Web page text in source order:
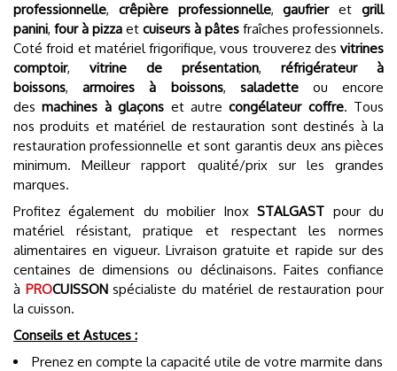
professionnelle, crêpière professionnelle,gaufrieretgrill
panini, four à pizza et cuiseurs à pâtes fraîches professionnels.
Coté froid et matériel frigorifique, vous trouverez des vitrines
comptoir, vitrine de présentation, réfrigérateur à
boissons,armoires à boissons, saladetteou encore
desmachines à glaçons et autrecongélateur coffre. Tous
nos produits et matériel de restauration sont destinés à la
restauration professionnelle et sont garantis deux ans pièces
minimum. Meilleur rapport qualité/prix sur les grandes
marques.
Profitez également du mobilier Inox STALGAST pour du
matériel résistant, pratique et respectant les normes
alimentaires en vigueur. Livraison gratuite et rapide sur des
centaines de dimensions ou déclinaisons. Faites confiance
à PROCUISSONspécialiste du matériel de restauration pour
la cuisson.
Conseils et Astuces :
Prenez en compte la capacité utile de votre marmite dans